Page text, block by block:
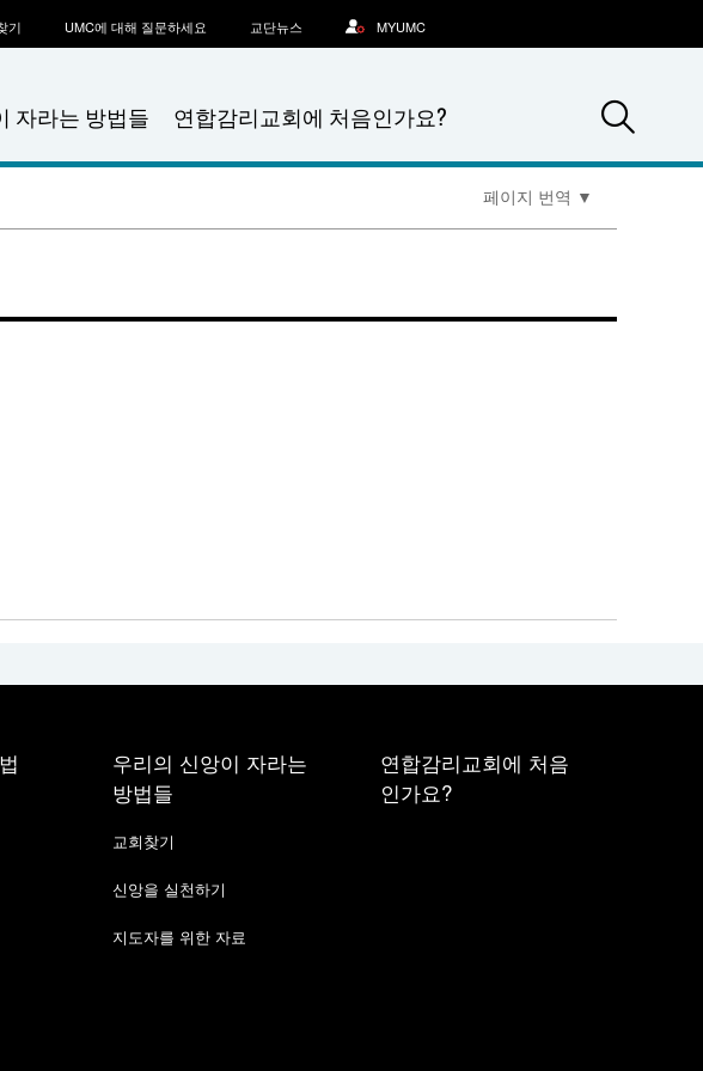
자라는 방법들 연합감리교회에 처음인가요?
기 UMC에 대해 질문하세요 교단뉴스 MYUMC
페이지 번역 ▼
우리의 신앙이 자라는
방법들
교회찾기
신앙을 실천하기
지도자를 위한 자료
연합감리교회에 처음
인가요?